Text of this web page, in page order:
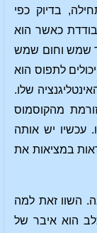
בדיוק כפי
כאשר הוא
שמש וחום שמש
לתפוס הוא
שלו.
מהקוסמוס
עכשיו יש אותה
במציאות את
השוו זאת למה
הוא איבר של